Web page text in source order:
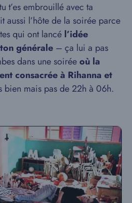
t’es embrouillé avec ta
aussi l’hôte de la soirée parce
qui ont lancé l’idée
générale – ça lui a pas
dans une soiréeoù la
consacrée à Rihanna et
bien mais pas de 22h à 06h.